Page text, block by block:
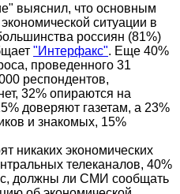
выяснил, что основным
ситуации в
россиян (81%)
"Интерфакс". Еще 40%
проведенного 31
респондентов,
32% опираются на
доверяют газетам, а 23%
и знакомых, 15%
никаких экономических
телеканалов, 40%
должны ли СМИ сообщать